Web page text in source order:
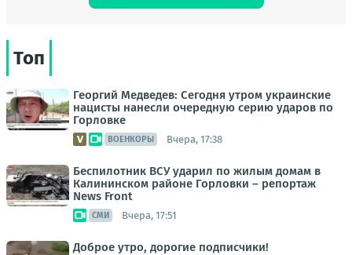
Топ
Георгий Медведев: Сегодня утром украинские
нацисты нанесли очередную серию ударов по
Горловке
ВОЕНКОРЫ Вчера, 17:38
Беспилотник ВСУ ударил по жилым домам в
Калининском районе Горловки – репортаж
News Front
СМИ Вчера, 17:51
Доброе утро, дорогие подписчики!